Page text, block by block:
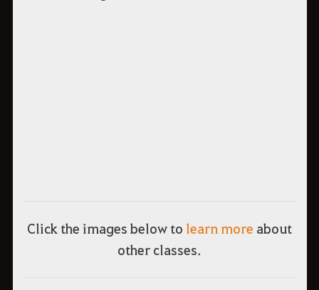
Click the images below to learn more about
other classes.